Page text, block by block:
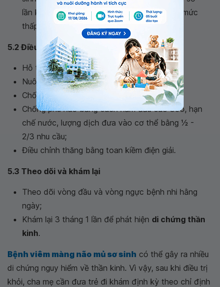
lần kiểm tra trước não tủy nên hạn chế đến mức
thấp nhất.
5.2 Điều trị hỗ trợ
Hỗ trợ hô hấp và tuần hoàn;
Nuôi dưỡng đầy đủ;
Chống co giật;
Chống phù não bằng cách nằm đầu cao 30o, hạn
chế nước, lượng dịch đưa vào cơ thể bằng 1⁄2 -
2/3 nhu cầu;
Điều chỉnh thăng bằng toan kiềm điện giải.
5.3 Theo dõi và khám lại
Theo dõi vòng đầu và vòng ngực bệnh nhi hằng
ngày;
Khám lại 3 tháng 1 lần để phát hiện di chứng thần
kinh.
Bệnh viêm màng não mủ sơ sinh có thể gây ra nhiều
di chứng nguy hiểm về thần kinh. Vì vậy, sau khi điều trị
khỏi, cha mẹ cần đưa trẻ đi khám định kỳ theo chỉ định